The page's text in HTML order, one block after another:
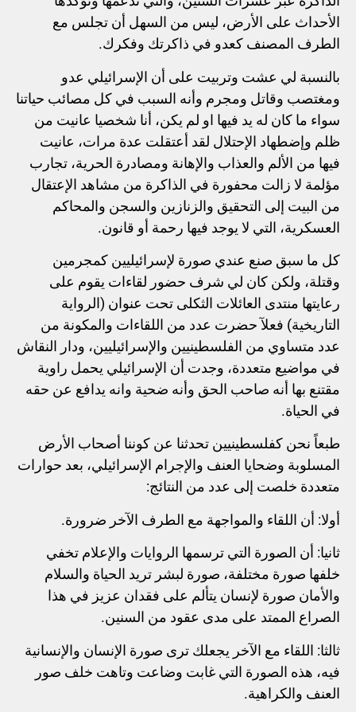
الأحداث على الأرض، ليس من السهل أن تجلس مع
الطرف المصنف كعدو في ذاكرتك وفكرك.
بالنسبة لي عشت وتربيت على أن الإسرائيلي عدو
ومغتصب وقاتل ومجرم وأنه السبب في كل مصائب حياتنا
سواء ما كان له يد فيها او لم يكن، أنا شخصيا عانيت من
ظلم وإضطهاد الإحتلال لقد أعتقلت عدة مرات، عانيت
فيها من الألم والعذاب والإهانة ومصادرة الحرية، تجارب
مؤلمة لا زالت محفورة في الذاكرة من مشاهد الإعتقال
من البيت إلى التحقيق والزنازين والسجن والمحاكم
العسكرية، التي لا يوجد فيها رحمة أو قانون.
كل ما سبق صنع عندي صورة لإسرائيليين كمجرمين
وقتلة، ولكن كان لي شرف حضور لقاءات يقوم على
رعايتها منتدى العائلات الثكلى تحت عنوان (الرواية
التاريخية) فعلآ حضرت عدد من اللقاءات والمكونة من
عدد متساوي من الفلسطينيين والإسرائيليين، ودار النقاش
في مواضيع متعددة، وجدت أن الإسرائيلي يحمل راوية
مقتنع بها أنه صاحب الحق وأنه ضحية وانه يدافع عن حقه
في الحياة.
طبعاً نحن كفلسطينيين تحدثنا عن كوننا أصحاب الأرض
المسلوبة وضحايا العنف والإجرام الإسرائيلي، بعد حوارات
متعددة خلصت إلى عدد من النتائج:
أولا: أن اللقاء والمواجهة مع الطرف الآخر ضرورة.
ثانيا: أن الصورة التي ترسمها الروايات والإعلام تخفي
خلفها صورة مختلفة، صورة لبشر تريد الحياة والسلام
والأمان صورة لإنسان يتألم على فقدان عزيز في هذا
الصراع الممتد على مدى عقود من السنين.
ثالثا: اللقاء مع الآخر يجعلك ترى صورة الإنسان والإنسانية
فيه، هذه الصورة التي غابت وضاعت وتاهت خلف صور
العنف والكراهية.